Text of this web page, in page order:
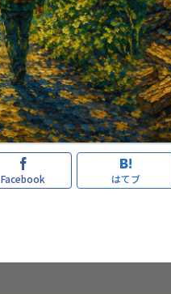
Facebook はてブ